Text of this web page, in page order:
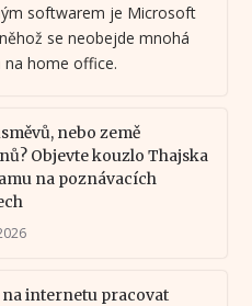
softwarem je Microsoft
se neobejde mnohá
home office.
nebo země
Objevte kouzlo Thajska
na poznávacích
na internetu pracovat